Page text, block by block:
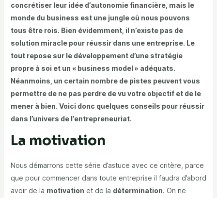
concrétiser leur idée d’autonomie financière, mais le
monde du business est une jungle où nous pouvons
tous être rois. Bien évidemment, il n’existe pas de
solution miracle pour réussir dans une entreprise. Le
tout repose sur le développement d’une stratégie
propre à soi et un « business model » adéquats.
Néanmoins, un certain nombre de pistes peuvent vous
permettre de ne pas perdre de vu votre objectif et de le
mener à bien. Voici donc quelques conseils pour réussir
dans l’univers de l’entrepreneuriat.
La motivation
Nous démarrons cette série d’astuce avec ce critère, parce
que pour commencer dans toute entreprise il faudra d’abord
avoir de la motivation et de la détermination. On ne